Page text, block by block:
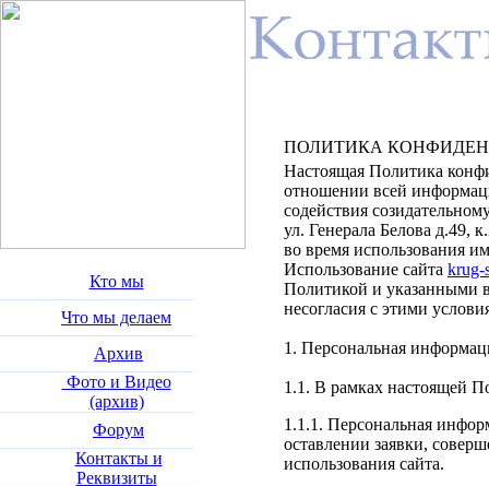
Кто мы
Что мы делаем
Архив
Фото и Видео
(архив)
Форум
Контакты и
Реквизиты
ПОЛИТИКА
Настоящая Политика
отношении всей
содействия
ул. Генерала Белова д.49,
во время использования
Использование сайта krug-
Политикой и указанными
несогласия с этими
1. Персональная
1.1. В рамках настоящей
1.1.1. Персональная
оставлении заявки,
использования сайта.